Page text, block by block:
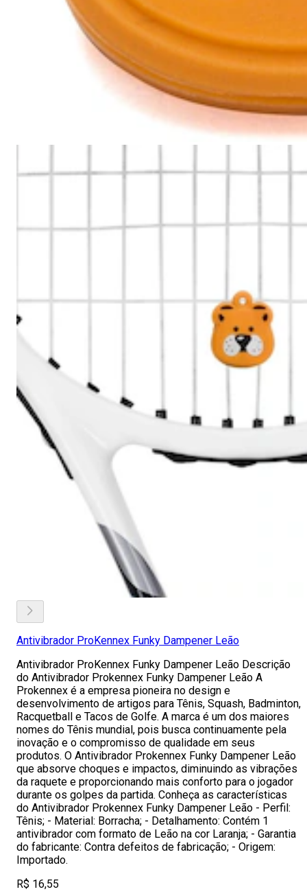
Antivibrador ProKennex Funky Dampener Leão
Antivibrador ProKennex Funky Dampener Leão Descrição
do Antivibrador Prokennex Funky Dampener Leão A
Prokennex é a empresa pioneira no design e
desenvolvimento de artigos para Tênis, Squash, Badminton,
Racquetball e Tacos de Golfe. A marca é um dos maiores
nomes do Tênis mundial, pois busca continuamente pela
inovação e o compromisso de qualidade em seus
produtos. O Antivibrador Prokennex Funky Dampener Leão
que absorve choques e impactos, diminuindo as vibrações
da raquete e proporcionando mais conforto para o jogador
durante os golpes da partida. Conheça as características
do Antivibrador Prokennex Funky Dampener Leão - Perfil:
Tênis; - Material: Borracha; - Detalhamento: Contém 1
antivibrador com formato de Leão na cor Laranja; - Garantia
do fabricante: Contra defeitos de fabricação; - Origem:
Importado.
R$ 16,55